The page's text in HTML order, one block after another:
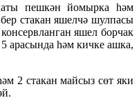
пешкән йомырка һәм
стакан яшелчә шулпасы
яшел борчак
арасында һәм кичке ашка,
2 стакан майсыз сөт яки